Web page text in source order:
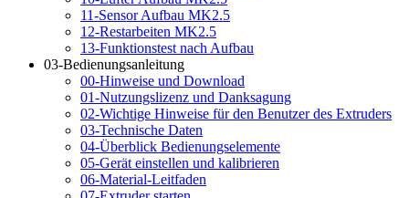
11-Sensor Aufbau MK2.5
12-Restarbeiten MK2.5
13-Funktionstest nach Aufbau
03-Bedienungsanleitung
00-Hinweise und Download
01-Nutzungslizenz und Danksagung
02-Wichtige Hinweise für den Benutzer des Extruders
03-Technische Daten
04-Überblick Bedienungselemente
05-Gerät einstellen und kalibrieren
06-Material-Leitfaden